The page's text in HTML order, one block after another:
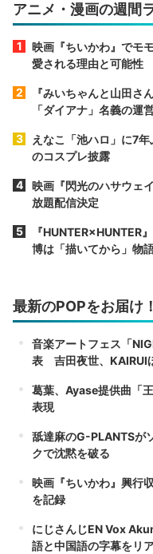
アニメ・漫画の週間
映画『ちいかわ』でモ
愛される理由と可能性
『みいちゃんと山田
「ダイアナ」名義の運
えなこ「池ハロ」に7
のコスプレ披露
映画『閃光のハサウェ
放題配信決定
『
博は「描いてから」物
最新のPOPをお届け！
音楽アートフェス「
表 吉田夜世、KAIRUI
葛葉、Ayase提供曲「
表現
舐達麻のG-PLANTSが
クで沈黙を破る
映画『ちいかわ』興
を記録
にじさんじEN Vox
語と中国語の字幕をリ